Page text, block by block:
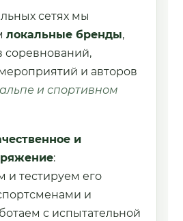
сетях мы
локальные бренды,
соревнований,
и авторов
и спортивном
и
:
и тестируем его
и
с испытательной